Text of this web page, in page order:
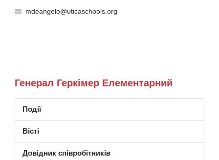
mdeangelo@uticaschools.org
Генерал Геркімер Елементарний
Події
Вісті
Довідник співробітників